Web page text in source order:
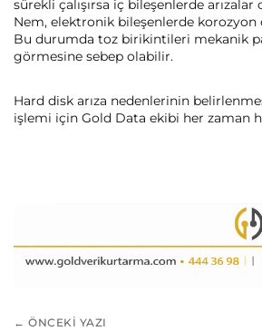
sürekli çalışırsa iç bileşenlerde arızalar
Nem, elektronik bileşenlerde korozyon
Bu durumda toz birikintileri mekanik
görmesine sebep olabilir.
Hard disk arıza nedenlerinin
işlemi için Gold Data ekibi her zaman
← ÖNCEKI YAZI